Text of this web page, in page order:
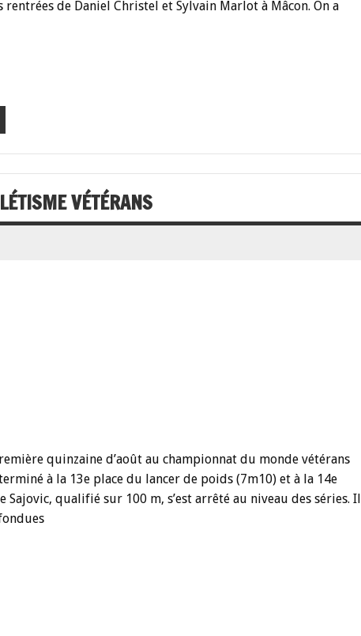
rentrées de Daniel Christel et Sylvain Marlot à Mâcon. On a
VÉTÉRANS
quinzaine d’août au championnat du monde vétérans
à la 13e place du lancer de poids (7m10) et à la 14e
qualifié sur 100 m, s’est arrêté au niveau des séries. Il